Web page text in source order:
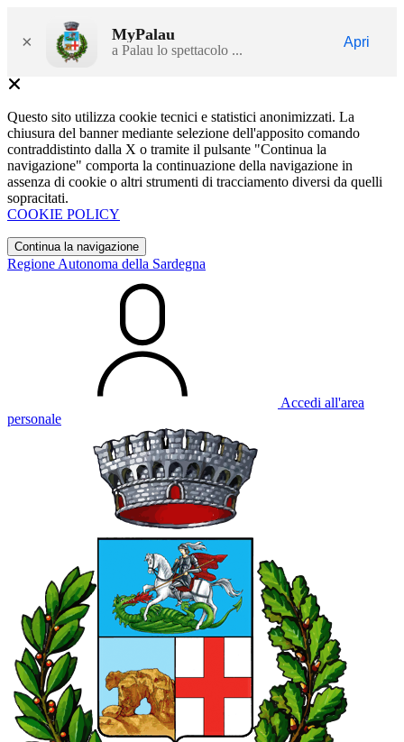
× MyPalau
a Palau lo spettacolo ...
Apri
Questo sito utilizza cookie tecnici e statistici anonimizzati. La
chiusura del banner mediante selezione dell'apposito comando
contraddistinto dalla X o tramite il pulsante "Continua la
navigazione" comporta la continuazione della navigazione in
assenza di cookie o altri strumenti di tracciamento diversi da quelli
sopracitati.
COOKIE POLICY
Continua la navigazione
Regione Autonoma della Sardegna
Accedi all'area
personale